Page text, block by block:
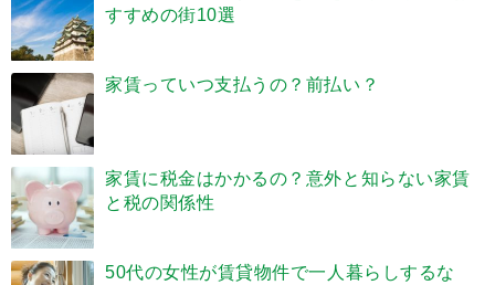
すすめの街10選
家賃っていつ支払うの？前払い？
家賃に税金はかかるの？意外と知らない家賃
と税の関係性
50代の女性が賃貸物件で一人暮らしするな